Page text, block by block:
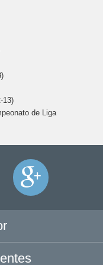
13)
de Liga